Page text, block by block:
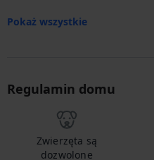
Pokaż wszystkie
Regulamin domu
Zwierzęta są
dozwolone